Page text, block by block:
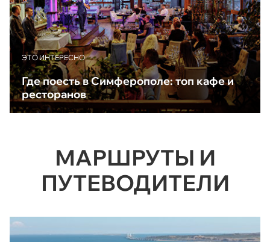
ЭТО ИНТЕРЕСНО
Где поесть в Симферополе: топ кафе и
ресторанов
МАРШРУТЫ И
ПУТЕВОДИТЕЛИ